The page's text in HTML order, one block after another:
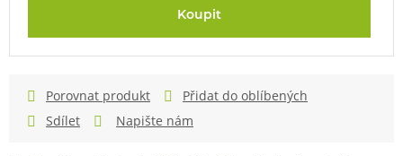
Koupit
Porovnat produkt
Přidat do oblíbených
Sdílet
Napište nám